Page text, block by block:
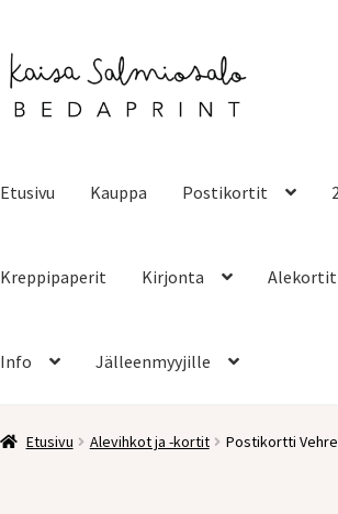
Siirry
navigointiin
Siirry
sisältöön
Etusivu Kauppa Postikortit
Kreppipaperit Kirjonta
Info Jälleenmyyjille
Etusivu Alevihkot ja -kortit Postikortti